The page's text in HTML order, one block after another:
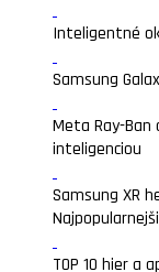
Inteligentné
Samsung
Meta Ray-
inteligenciou
Samsung XR
TOP 10 hier a